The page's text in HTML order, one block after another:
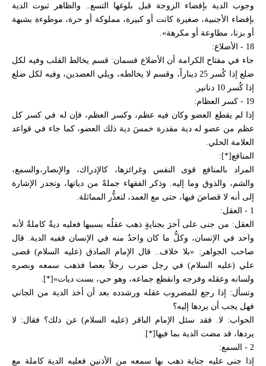
وجوب الدية بإفضاء الزوجة قبل بلوغها التسع.. والظاهر ثبوت الدية
بإفضاء الأجنبية، صغيرة كانت أو كبيرة، مملوكة أو حرة، موطوءة بشبهة
أو بزنا، مطاوعة أو مكرهة».
18 - الأضلاع:
جاء في مفتاح الكرامة أن الأضلاع قسمان: قسم يخالط القلب وفيه لكل
ضلع إذا كُسر 25 ديناراً، وقسم لا يخالطه، ويلي العضدين، وفيه لكل ضلع
إذا كُسر 10 دنانير.
19 - كسر العظام:
إذا لم يقطع العضو وكان فيه عظم، وكسر العظم، فإن له في كسر كل
عظم من عضو له دية مقدرة خمسَ دية ذلك العضو، كما جاء في قواعد
العلامة الحلي.
المنافع[*]:
المراد بالمنافع قوى النفس وغرائزها، كالإدراك، والإبصار،والسمع،
والشم، والذوق وما إليه. وذكر الفقهاء جملةً من دياتها، وتجدر الإشارة
إلى أنه لا قصاصَ فيها، حتى مع العمد، لتعذُّر المماثلة.
1 - العقل:
العقل: من جنى على آخرَ بجنايةٍ ذهب عقلُه بسببها فعليه ديةٌ كاملةٌ لأنه
واحد في الإنسان، وكلُّ ما كان واحدٌ منه في الإنسان ففيه الدية. قال
صاحب الجواهر: «بلا خلاف.. قال الإمام الصادق (عليه السلام) قضى
علي (عليه السلام) في رجل ضرب رجلاً بعصا فذهب سمعه وبصره
ولسانه وعقله وفرجه وانقطع جماعه، وهو حي، بست ديات»[*].
وتسأل: إذا رجع للمضروب عقله ورشدده بعد أن أخذ الدية من الجاني
فهل يجب أن يردها إليه؟
الجواب: لا. فقد سئل الإمام الباقر (عليه السلام) عن ذلك؟ فقال: لا
يردها، قد مضت الدية بما فيها[*].
2 - السمع:
إذا جنى عليه جناية ذهب بها سمعه من الأذنين فعليه الدية كاملة مع